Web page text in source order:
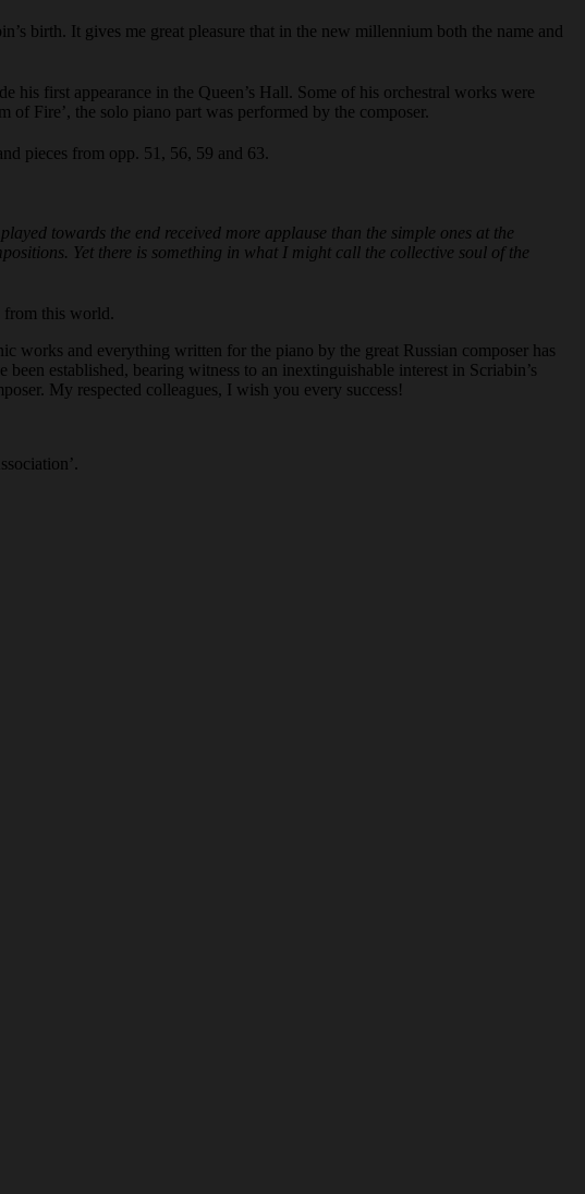
birth. It gives me great pleasure that in the new millennium both the name and
his first appearance in the Queen’s Hall. Some of his orchestral works were
of Fire’, the solo piano part was performed by the composer.
pieces from opp. 51, 56, 59 and 63.
towards the end received more applause than the simple ones at the
Yet there is something in what I might call the collective soul of the
from this world.
works and everything written for the piano by the great Russian composer has
established, bearing witness to an inextinguishable interest in Scriabin’s
My respected colleagues, I wish you every success!